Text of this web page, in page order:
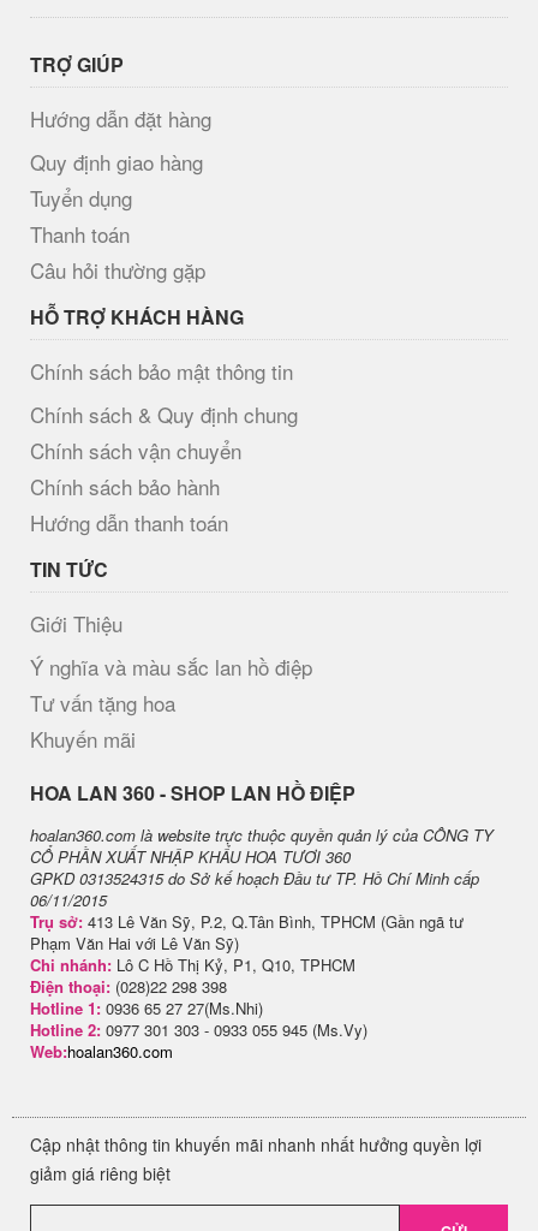
TRỢ GIÚP
Hướng dẫn đặt hàng
Quy định giao hàng
Tuyển dụng
Thanh toán
Câu hỏi thường gặp
HỖ TRỢ KHÁCH HÀNG
Chính sách bảo mật thông tin
Chính sách & Quy định chung
Chính sách vận chuyển
Chính sách bảo hành
Hướng dẫn thanh toán
TIN TỨC
Giới Thiệu
Ý nghĩa và màu sắc lan hồ điệp
Tư vấn tặng hoa
Khuyến mãi
H​OA LAN 360 - SHOP LAN HỒ ĐIỆP
hoalan360.com là website trực thuộc quyền quản lý của CÔNG TY
CỔ PHẦN XUẤT NHẬP KHẨU HOA TƯƠI 360
GPKD 0313524315 do Sở kế hoạch Đầu tư TP. Hồ Chí Minh cấp
06/11/2015
Trụ sở: 413 Lê Văn Sỹ, P.2, Q.Tân Bình, TPHCM (Gần ngã tư
Phạm Văn Hai với Lê Văn Sỹ)
Chi nhánh: Lô C Hồ Thị Kỷ, P1, Q10, TPHCM
Điện thoại: (028)22 298 398
Hotline 1: 0936 65 27 27(Ms.Nhi)
Hotline 2: 0977 301 303 - 0933 055 945 (Ms.Vy)
Web:hoalan360.com
Cập nhật thông tin khuyến mãi nhanh nhất hưởng quyền lợi
giảm giá riêng biệt